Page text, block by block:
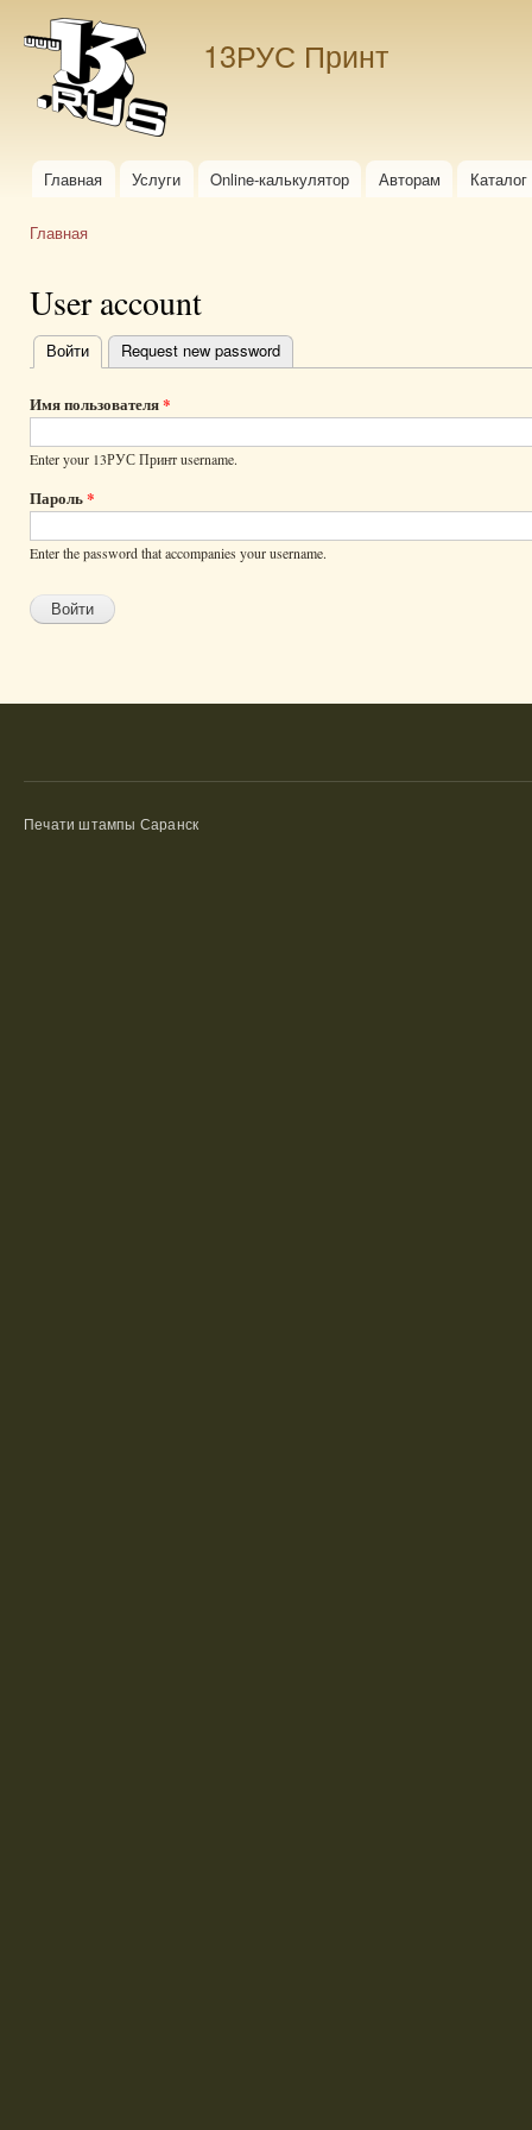
13РУС Принт
Главное меню
Главная Услуги Online-калькулятор Авторам
Главная
User account
Главные
вкладки
Войти (активная вкладка)
Request new password
Имя пользователя*
Enter your 13РУС Принт username.
Пароль*
Enter the password that accompanies your username.
Печати штампы Саранск